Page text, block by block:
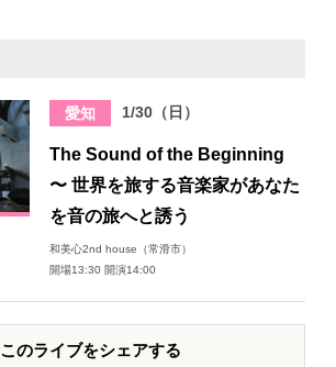
愛知 1/30（日）
The Sound of the Beginning
〜 世界を旅する音楽家があなた
を音の旅へと誘う
和美心2nd house（常滑市）
開場13:30 開演14:00
このライブをシェアする